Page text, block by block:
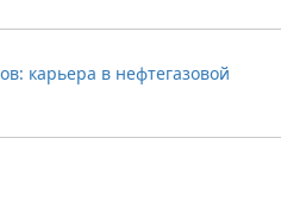
карьера в нефтегазовой